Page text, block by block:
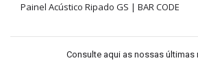
Painel Acústico Ripado GS | BAR CODE
Consulte aqui as nossas últimas